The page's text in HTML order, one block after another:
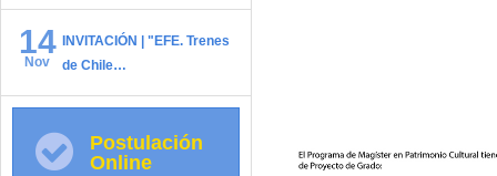
14
Nov
INVITACIÓN | "EFE. Trenes
de Chile…
Postulación
Online